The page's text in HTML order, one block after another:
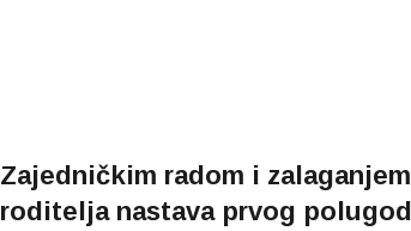
Zajedničkim radom i
roditelja nastava prvog